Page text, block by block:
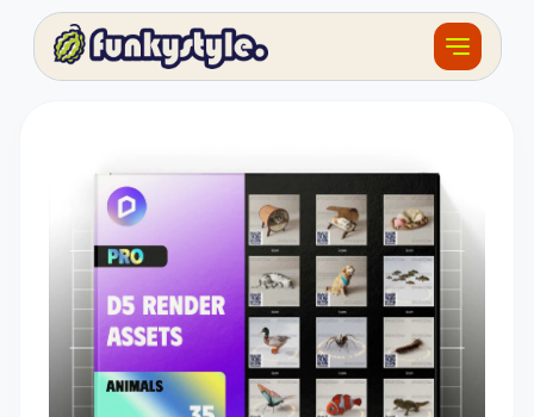
Khóa học
Tài nguyên
Giải thưởng
Đồ án